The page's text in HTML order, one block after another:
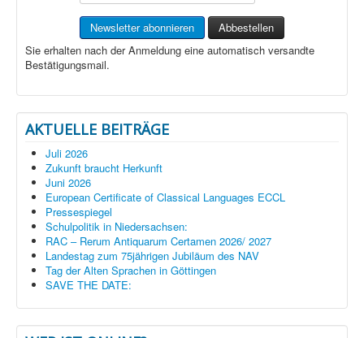
Sie erhalten nach der Anmeldung eine automatisch versandte
Bestätigungsmail.
AKTUELLE BEITRÄGE
Juli 2026
Zukunft braucht Herkunft
Juni 2026
European Certificate of Classical Languages ECCL
Pressespiegel
Schulpolitik in Niedersachsen:
RAC – Rerum Antiquarum Certamen 2026/ 2027
Landestag zum 75jährigen Jubiläum des NAV
Tag der Alten Sprachen in Göttingen
SAVE THE DATE: